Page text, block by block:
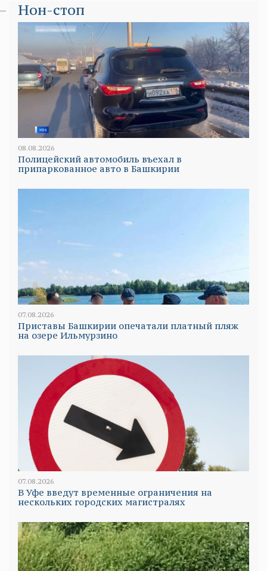
Нон-стоп
08.08.2026
Полицейский автомобиль въехал в
припаркованное авто в Башкирии
07.08.2026
Приставы Башкирии опечатали платный пляж
на озере Ильмурзино
07.08.2026
В Уфе введут временные ограничения на
нескольких городских магистралях